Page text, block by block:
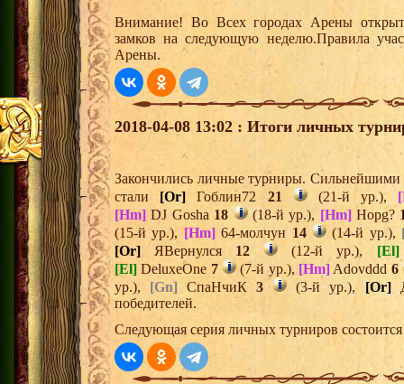
Внимание! Во Всех городах Арены
замков на следующую неделю.Правила
Арены.
2018-04-08 13:02 : Итоги личных
Закончились личные турниры. Сильнейшими
стали [Or] Гоблин72 21 (21-й ур.),
[Hm] DJ Gosha 18 (18-й ур.), [Hm]Hopg?
(15-й ур.), [Hm]64-молчун 14 (14-й ур.),
[Or] ЯВернулся 12 (12-й ур.), [El]
[El] DeluxeOne 7 (7-й ур.), [Hm] Adovddd 6
ур.), [Gn] СпаНчиК3 (3-й ур.), [Or]
победителей.
Следующая серия личных турниров состоится